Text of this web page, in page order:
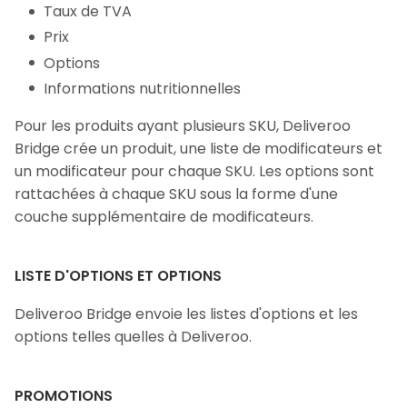
Taux de TVA
Prix
Options
Informations nutritionnelles
Pour les produits ayant plusieurs SKU, Deliveroo
Bridge crée un produit, une liste de modificateurs et
un modificateur pour chaque SKU. Les options sont
rattachées à chaque SKU sous la forme d'une
couche supplémentaire de modificateurs.
LISTE D'OPTIONS ET OPTIONS
Deliveroo Bridge envoie les listes d'options et les
options telles quelles à Deliveroo.
PROMOTIONS